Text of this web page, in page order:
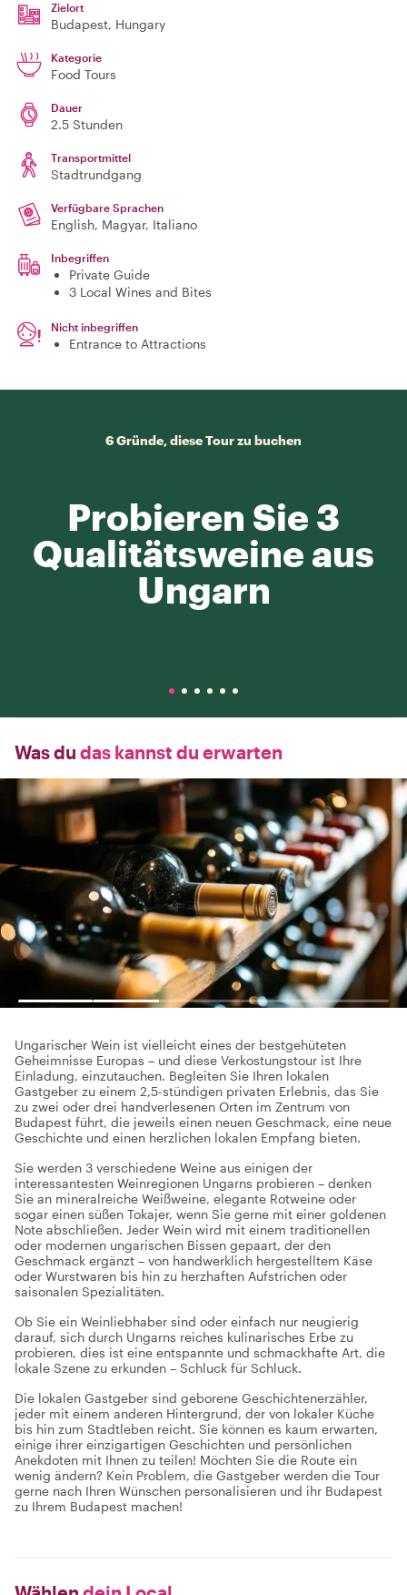
Zielort
Budapest, Hungary
Kategorie
Food Tours
Dauer
2.5 Stunden
Transportmittel
Stadtrundgang
Verfügbare Sprachen
English, Magyar, Italiano
Inbegriffen
Private Guide
3 Local Wines and Bites
Nicht inbegriffen
Entrance to Attractions
6 Gründe, diese Tour zu buchen
Probieren Sie 3
Qualitätsweine aus
Ungarn
Was du das kannst du erwarten
Ungarischer Wein ist vielleicht eines der bestgehüteten
Geheimnisse Europas – und diese Verkostungstour ist Ihre
Einladung, einzutauchen. Begleiten Sie Ihren lokalen
Gastgeber zu einem 2,5-stündigen privaten Erlebnis, das Sie
zu zwei oder drei handverlesenen Orten im Zentrum von
Budapest führt, die jeweils einen neuen Geschmack, eine neue
Geschichte und einen herzlichen lokalen Empfang bieten.
Sie werden 3 verschiedene Weine aus einigen der
interessantesten Weinregionen Ungarns probieren – denken
Sie an mineralreiche Weißweine, elegante Rotweine oder
sogar einen süßen Tokajer, wenn Sie gerne mit einer goldenen
Note abschließen. Jeder Wein wird mit einem traditionellen
oder modernen ungarischen Bissen gepaart, der den
Geschmack ergänzt – von handwerklich hergestelltem Käse
oder Wurstwaren bis hin zu herzhaften Aufstrichen oder
saisonalen Spezialitäten.
Ob Sie ein Weinliebhaber sind oder einfach nur neugierig
darauf, sich durch Ungarns reiches kulinarisches Erbe zu
probieren, dies ist eine entspannte und schmackhafte Art, die
lokale Szene zu erkunden – Schluck für Schluck.
Die lokalen Gastgeber sind geborene Geschichtenerzähler,
jeder mit einem anderen Hintergrund, der von lokaler Küche
bis hin zum Stadtleben reicht. Sie können es kaum erwarten,
einige ihrer einzigartigen Geschichten und persönlichen
Anekdoten mit Ihnen zu teilen! Möchten Sie die Route ein
wenig ändern? Kein Problem, die Gastgeber werden die Tour
gerne nach Ihren Wünschen personalisieren und ihr Budapest
zu Ihrem Budapest machen!